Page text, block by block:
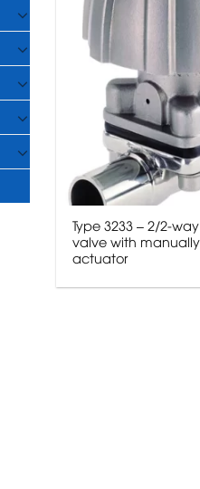
Type 3233 – 2/2-
valve with
actuator